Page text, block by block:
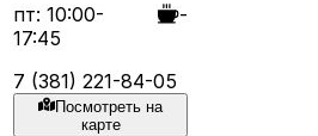
пт: 10:00-
17:45
-
7 (381) 221-84-05
Посмотреть на
карте